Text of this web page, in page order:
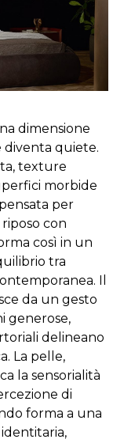
dimensione
diventa quiete.
texture
morbide
per
con
così in un
tra
Il
da un gesto
generose,
delineano
La pelle,
la sensorialità
di
forma a una